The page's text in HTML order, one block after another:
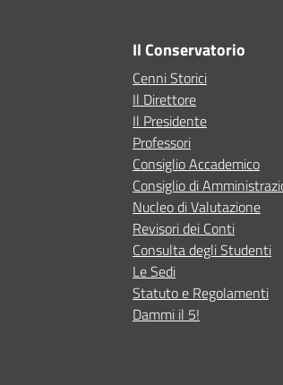
Il Conservatorio
Cenni Storici
Il Direttore
Il Presidente
Professori
Consiglio Accademico
Consiglio di
Nucleo di Valutazione
Revisori dei Conti
Consulta degli Studenti
Le Sedi
Statuto e Regolamenti
Dammi il 5!